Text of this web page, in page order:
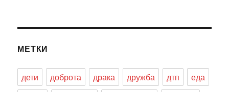
МЕТКИ
дети доброта драка дружба дтп
еда